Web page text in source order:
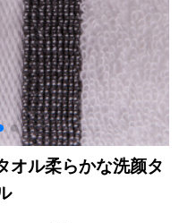
オル柔らかな洗颜タ